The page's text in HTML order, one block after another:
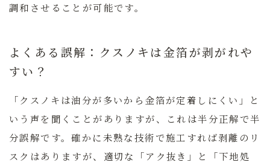
調和させることが可能です。
よくある誤解：クスノキは金箔が剥がれや
すい？
「クスノキは油分が多いから金箔が定着しにくい」と
いう声を聞くことがありますが、これは半分正解で半
分誤解です。確かに未熟な技術で施工すれば剥離のリ
スクはありますが、適切な「アク抜き」と「下地処